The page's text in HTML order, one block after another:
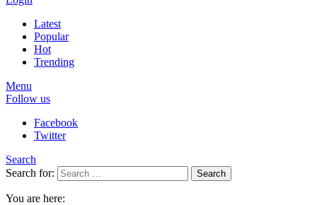
Latest
Popular
Hot
Trending
Menu
Follow us
Facebook
Twitter
Search
Search for:
Search
You are here: